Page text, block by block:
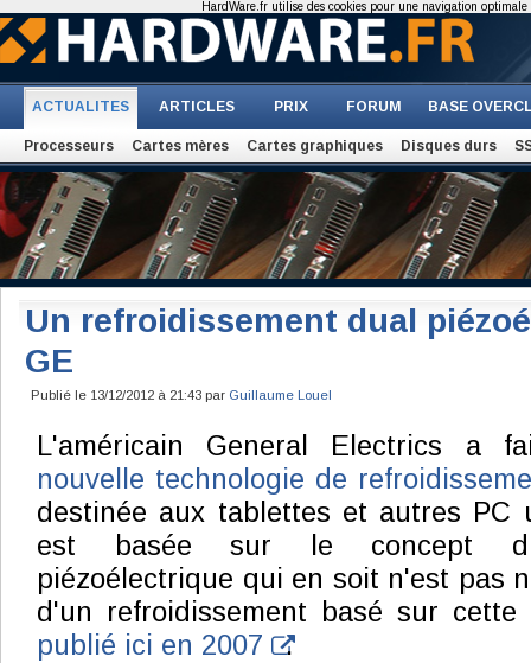
ACTUALITES ARTICLES PRIX FORUM BASE
Processeurs Cartes mères Cartes graphiques Disques durs
Un refroidissement dual
GE
Publié le 13/12/2012 à 21:43 par Guillaume Louel
L'américain General Electrics a
nouvelle technologie de
destinée aux tablettes et autres PC
est basée sur le concept du
piézoélectrique qui en soit n'est pas
d'un refroidissement basé sur
publié ici en 2007
.
HardWare.fr utilise des cookies pour une navigation